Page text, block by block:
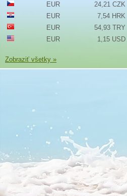
EUR
24,21 CZK
EUR
7,54 HRK
EUR
54,93 TRY
EUR
1,15 USD
Zobraziť všetky »